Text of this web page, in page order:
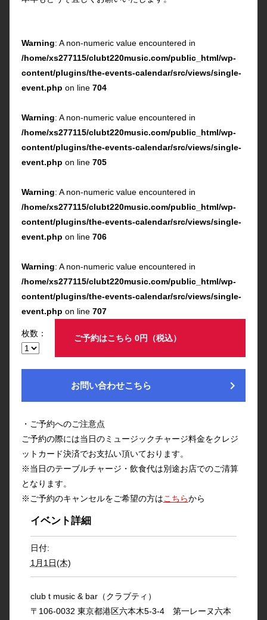
Warning: A non-numeric value encountered in
/home/xs277115/clubt220music.com/public_html/wp-
content/plugins/the-events-calendar/src/views/single-
event.php on line 704
Warning: A non-numeric value encountered in
/home/xs277115/clubt220music.com/public_html/wp-
content/plugins/the-events-calendar/src/views/single-
event.php on line 705
Warning: A non-numeric value encountered in
/home/xs277115/clubt220music.com/public_html/wp-
content/plugins/the-events-calendar/src/views/single-
event.php on line 706
Warning: A non-numeric value encountered in
/home/xs277115/clubt220music.com/public_html/wp-
content/plugins/the-events-calendar/src/views/single-
event.php on line 707
枚数： ご予約はこちら 0円（税込）
お問い合わせこちら chevron_right
・ご予約へのご注意点
ご予約の際には当日のミュージックチャージ料金をクレジ
ットカード決済でお支払い頂いております。
※当日のテーブルチャージ・飲食代は別途お店でのご清算
となります。
※ご予約のキャンセルをご希望の方はこちらから
イベント詳細
日付:
1月1日(木)
club t music & bar（クラブティ）
〒106-0032 東京都港区六本木5-3-4 第一レーヌ六本